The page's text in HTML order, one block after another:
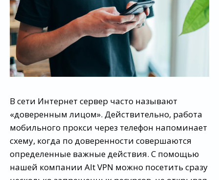
В сети Интернет сервер часто называют
«доверенным лицом». Действительно, работа
мобильного прокси через телефон напоминает
схему, когда по доверенности совершаются
определенные важные действия. С помощью
нашей компании Alt VPN можно посетить сразу